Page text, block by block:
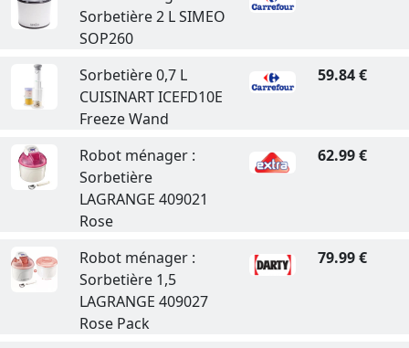
Sorbetière 2 L SIMEO
SOP260
Sorbetière 0,7 L
CUISINART ICEFD10E
Freeze Wand
59.84 €
Robot ménager :
Sorbetière
LAGRANGE 409021
Rose
62.99 €
Robot ménager :
Sorbetière 1,5
LAGRANGE 409027
Rose Pack
79.99 €